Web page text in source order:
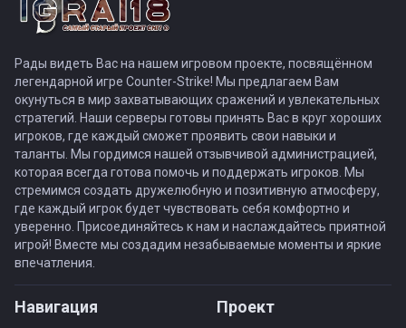
Рады видеть Вас на нашем игровом проекте, посвящённом
легендарной игре Counter-Strike! Мы предлагаем Вам
окунуться в мир захватывающих сражений и увлекательных
стратегий. Наши серверы готовы принять Вас в круг хороших
игроков, где каждый сможет проявить свои навыки и
таланты. Мы гордимся нашей отзывчивой администрацией,
которая всегда готова помочь и поддержать игроков. Мы
стремимся создать дружелюбную и позитивную атмосферу,
где каждый игрок будет чувствовать себя комфортно и
уверенно. Присоединяйтесь к нам и наслаждайтесь приятной
игрой! Вместе мы создадим незабываемые моменты и яркие
впечатления.
Навигация Проект